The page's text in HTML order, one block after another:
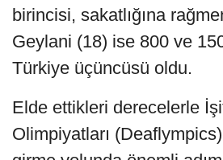
birincisi, sakatlığına
Geylani (18) ise 800 ve
Türkiye üçüncüsü oldu.
Elde ettikleri derecelerle
Olimpiyatları